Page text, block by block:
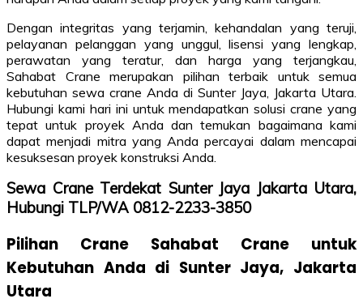
Dengan integritas yang terjamin, kehandalan yang teruji,
pelayanan pelanggan yang unggul, lisensi yang lengkap,
perawatan yang teratur, dan harga yang terjangkau,
Sahabat Crane merupakan pilihan terbaik untuk semua
kebutuhan sewa crane Anda di Sunter Jaya, Jakarta Utara.
Hubungi kami hari ini untuk mendapatkan solusi crane yang
tepat untuk proyek Anda dan temukan bagaimana kami
dapat menjadi mitra yang Anda percayai dalam mencapai
kesuksesan proyek konstruksi Anda.
Sewa Crane Terdekat Sunter Jaya Jakarta Utara,
Hubungi TLP/WA 0812-2233-3850
Pilihan Crane Sahabat Crane untuk
Kebutuhan Anda di Sunter Jaya, Jakarta
Utara